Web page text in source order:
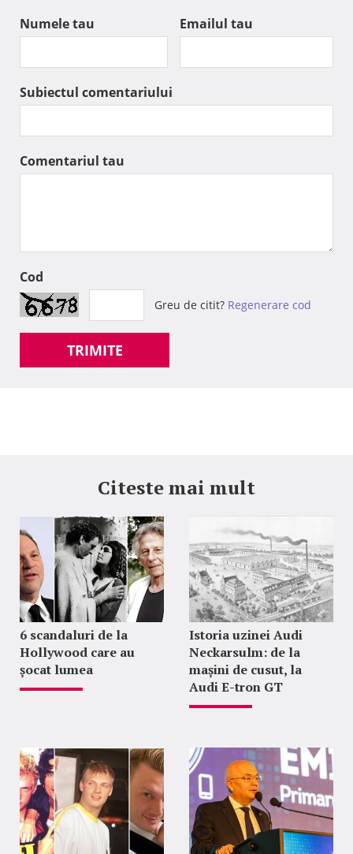
Numele tau Emailul tau
Subiectul comentariului
Comentariul tau
Cod
Greu de citit? Regenerare cod
TRIMITE
Citeste mai mult
6 scandaluri de la
Hollywood care au
șocat lumea
Istoria uzinei Audi
Neckarsulm: de la
mașini de cusut, la
Audi E-tron GT